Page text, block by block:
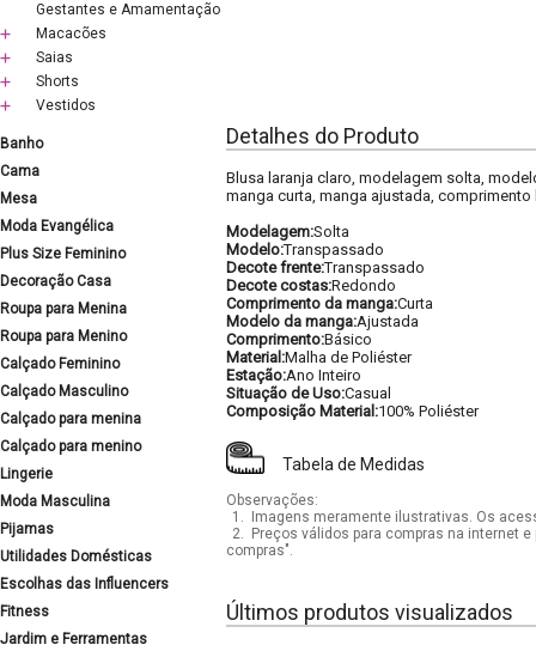
Gestantes e Amamentação
Macacões
Saias
Shorts
Vestidos
Banho
Cama
Mesa
Moda Evangélica
Plus Size Feminino
Decoração Casa
Roupa para Menina
Roupa para Menino
Calçado Feminino
Calçado Masculino
Calçado para menina
Calçado para menino
Lingerie
Moda Masculina
Pijamas
Utilidades Domésticas
Escolhas das Influencers
Fitness
Jardim e Ferramentas
Detalhes do Produto
Blusa laranja claro, modelagem solta,
manga curta, manga ajustada,
Modelagem:Solta
Modelo:Transpassado
Decote frente:Transpassado
Decote costas:Redondo
Comprimento da manga:Curta
Modelo da manga:Ajustada
Comprimento:Básico
Material:Malha de Poliéster
Estação:Ano Inteiro
Situação de Uso:Casual
Composição Material:100% Poliéster
Tabela de Medidas
Observações:
1.
Imagens meramente ilustrativas. Os
2.
Preços válidos para compras na internet
compras".
Últimos produtos visualizados